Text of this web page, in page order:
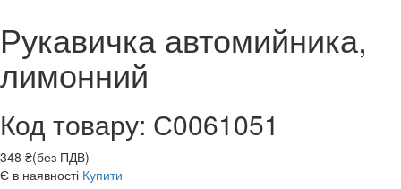
Рукавичка автомийника,
лимонний
Код товару: С0061051
348 ₴(без ПДВ)
Є в наявності Купити